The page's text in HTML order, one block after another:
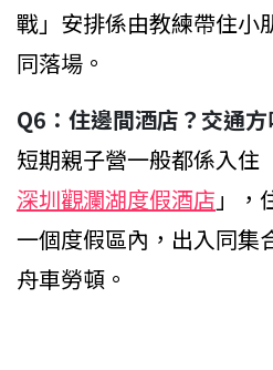
戰」安排係由教練帶住小
同落場。
Q6：住邊間酒店？交通方
短期親子營一般都係入住
深圳觀瀾湖度假酒店 」，
一個度假區內，出入同集
舟車勞頓。